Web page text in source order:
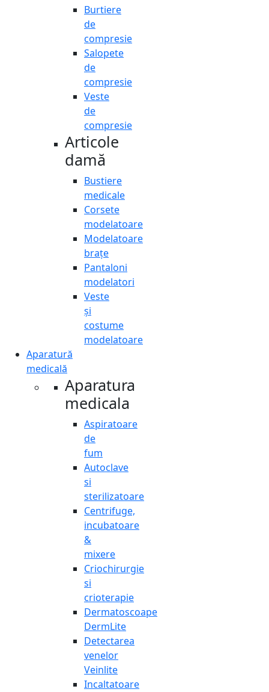
Burtiere
de
compresie
Salopete
de
compresie
Veste
de
compresie
Articole
damă
Bustiere
medicale
Corsete
modelatoare
Modelatoare
brațe
Pantaloni
modelatori
Veste
și
costume
modelatoare
Aparatură
medicală
Aparatura
medicala
Aspiratoare
de
fum
Autoclave
si
sterilizatoare
Centrifuge,
incubatoare
&
mixere
Criochirurgie
si
crioterapie
Dermatoscoape
DermLite
Detectarea
venelor
Veinlite
Incaltatoare